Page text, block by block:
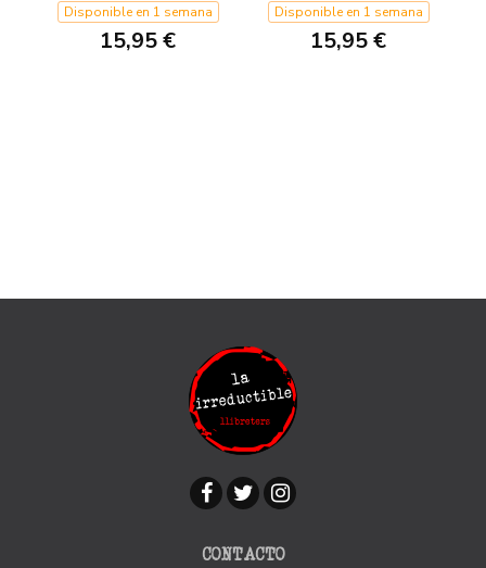
Disponible en 1 semana
15,95 €
Disponible en 1 semana
15,95 €
CONTACTO